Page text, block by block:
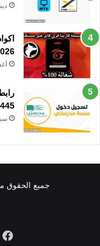
2026 (شغالة
جميع الحقوق محفوظة © 2024